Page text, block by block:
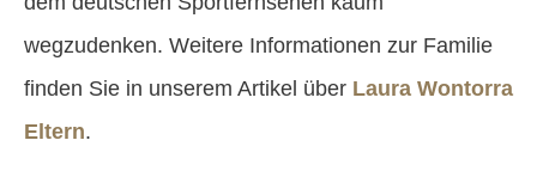
wegzudenken. Weitere Informationen zur Familie
finden Sie in unserem Artikel über Laura Wontorra
Eltern.